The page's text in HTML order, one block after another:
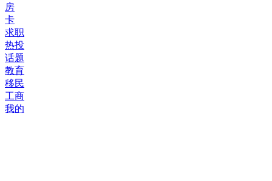
房
卡
求职
热投
话题
教育
移民
工商
我的